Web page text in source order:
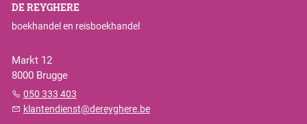
DE REYGHERE
boekhandel en reisboekhandel
Markt 12
8000 Brugge
050 333 403
klantendienst@dereyghere.be